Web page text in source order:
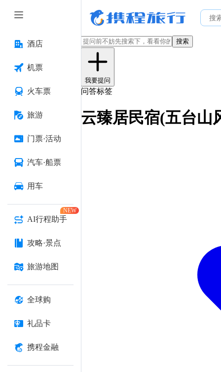
酒店
机票
火车票
旅游
门票·活动
汽车·船票
用车
AI行程助手
NEW
攻略·景点
旅游地图
全球购
礼品卡
携程金融
搜索
我要提问
问答标签
云臻居民宿(五台山